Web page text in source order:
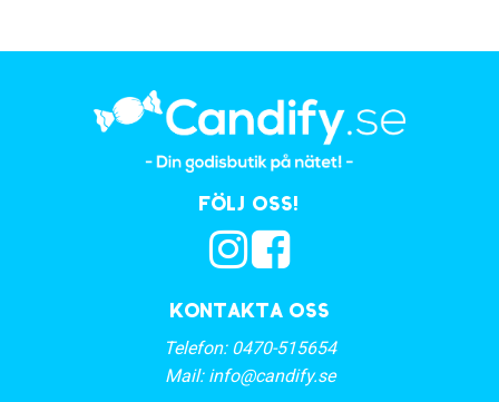
Kontakta oss
Telefon: 0470-515654
Mail: info@candify.se
Följ oss!